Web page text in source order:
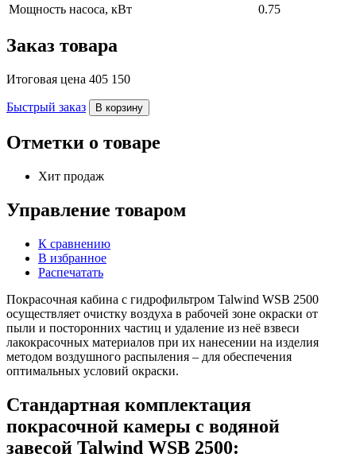
Мощность насоса, кВт
0.75
Заказ товара
Итоговая цена 405 150
Быстрый заказ В корзину
Отметки о товаре
Хит продаж
Управление товаром
К сравнению
В избранное
Распечатать
Покрасочная кабина с гидрофильтром Talwind WSB 2500
осуществляет очистку воздуха в рабочей зоне окраски от
пыли и посторонних частиц и удаление из неё взвеси
лакокрасочных материалов при их нанесении на изделия
методом воздушного распыления – для обеспечения
оптимальных условий окраски.
Стандартная комплектация
покрасочной камеры с водяной
завесой Talwind WSB 2500: